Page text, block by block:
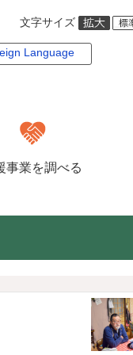
文字サイズ
Language
事業を調べる